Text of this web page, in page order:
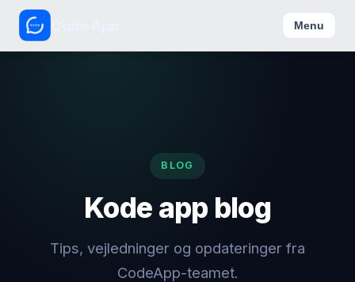
Menu
BLOG
Kode app blog
Tips, vejledninger og opdateringer fra
CodeApp-teamet.